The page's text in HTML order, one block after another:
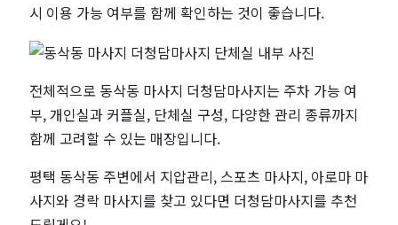
시 이용 가능 여부를 함께 확인하는 것이 좋습니다.
전체적으로 동삭동 마사지 더청담마사지는 주차 가능 여
부, 개인실과 커플실, 단체실 구성, 다양한 관리 종류까지
함께 고려할 수 있는 매장입니다.
평택 동삭동 주변에서 지압관리, 스포츠 마사지, 아로마 마
사지와 경락 마사지를 찾고 있다면 더청담마사지를 추천